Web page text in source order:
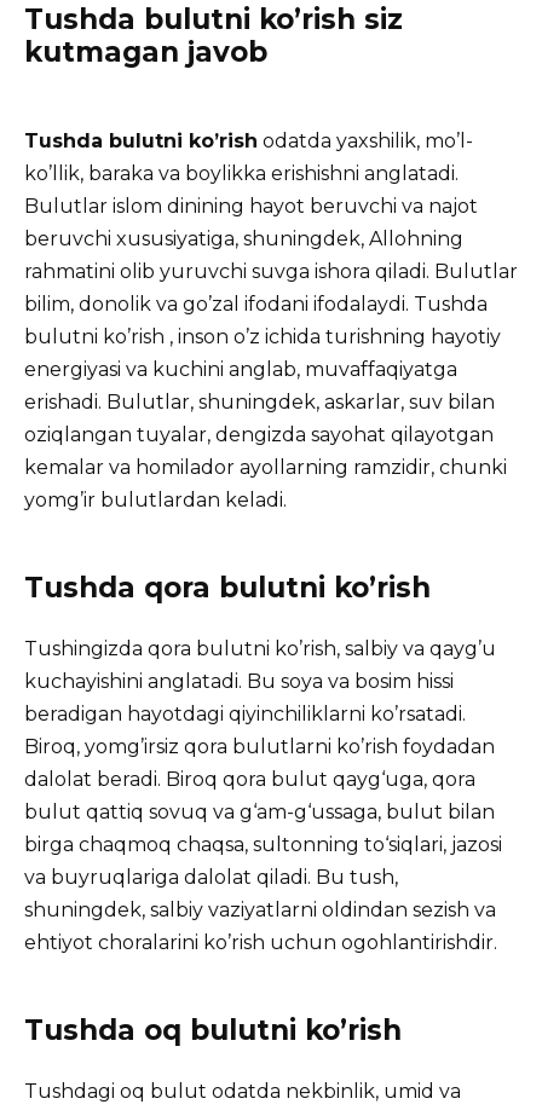
Tushda bulutni ko’rish siz
kutmagan javob
Tushda bulutni ko’rish odatda yaxshilik, mo’l-
ko’llik, baraka va boylikka erishishni anglatadi.
Bulutlar islom dinining hayot beruvchi va najot
beruvchi xususiyatiga, shuningdek, Allohning
rahmatini olib yuruvchi suvga ishora qiladi. Bulutlar
bilim, donolik va go’zal ifodani ifodalaydi. Tushda
bulutni ko’rish , inson o’z ichida turishning hayotiy
energiyasi va kuchini anglab, muvaffaqiyatga
erishadi. Bulutlar, shuningdek, askarlar, suv bilan
oziqlangan tuyalar, dengizda sayohat qilayotgan
kemalar va homilador ayollarning ramzidir, chunki
yomg’ir bulutlardan keladi.
Tushda qora bulutni ko’rish
Tushingizda qora bulutni ko’rish, salbiy va qayg’u
kuchayishini anglatadi. Bu soya va bosim hissi
beradigan hayotdagi qiyinchiliklarni ko’rsatadi.
Biroq, yomg’irsiz qora bulutlarni ko’rish foydadan
dalolat beradi. Biroq qora bulut qayg‘uga, qora
bulut qattiq sovuq va g‘am-g‘ussaga, bulut bilan
birga chaqmoq chaqsa, sultonning to‘siqlari, jazosi
va buyruqlariga dalolat qiladi. Bu tush,
shuningdek, salbiy vaziyatlarni oldindan sezish va
ehtiyot choralarini ko’rish uchun ogohlantirishdir.
Tushda oq bulutni ko’rish
Tushdagi oq bulut odatda nekbinlik, umid va